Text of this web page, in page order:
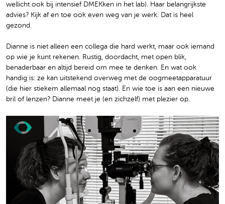
wellicht ook bij intensief DMEKken in het lab). Haar belangrijkste
advies? Kijk af en toe ook even weg van je werk. Dat is heel
gezond.
Dianne is niet alleen een collega die hard werkt, maar ook iemand
op wie je kunt rekenen. Rustig, doordacht, met open blik,
benaderbaar en altijd bereid om mee te denken. En wat ook
handig is: ze kan uitstekend overweg met de oogmeetapparatuur
(die hier stiekem allemaal nog staat). En wie toe is aan een nieuwe
bril of lenzen? Dianne meet je (en zichzelf) met plezier op.